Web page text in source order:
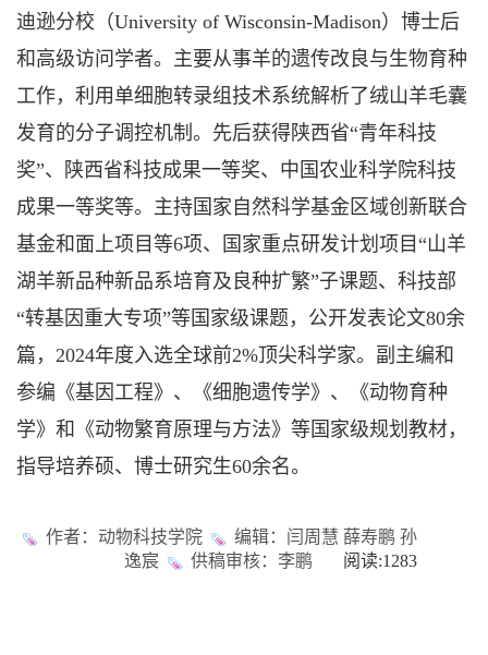
迪逊分校（University of Wisconsin-Madison）博士后
和高级访问学者。主要从事羊的遗传改良与生物育种
工作，利用单细胞转录组技术系统解析了绒山羊毛囊
发育的分子调控机制。先后获得陕西省“青年科技
奖”、陕西省科技成果一等奖、中国农业科学院科技
成果一等奖等。主持国家自然科学基金区域创新联合
基金和面上项目等6项、国家重点研发计划项目“山羊
湖羊新品种新品系培育及良种扩繁”子课题、科技部
“转基因重大专项”等国家级课题，公开发表论文80余
篇，2024年度入选全球前2%顶尖科学家。副主编和
参编《基因工程》、《细胞遗传学》、《动物育种
学》和《动物繁育原理与方法》等国家级规划教材，
指导培养硕、博士研究生60余名。
作者：动物科技学院
编辑：闫周慧 薛寿鹏 孙
逸宸
供稿审核：李鹏 阅读:1283